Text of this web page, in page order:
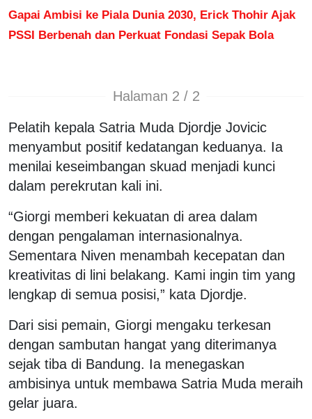
Gapai Ambisi ke Piala Dunia 2030, Erick Thohir Ajak
PSSI Berbenah dan Perkuat Fondasi Sepak Bola
Halaman 2 / 2
Pelatih kepala Satria Muda Djordje Jovicic
menyambut positif kedatangan keduanya. Ia
menilai keseimbangan skuad menjadi kunci
dalam perekrutan kali ini.
“Giorgi memberi kekuatan di area dalam
dengan pengalaman internasionalnya.
Sementara Niven menambah kecepatan dan
kreativitas di lini belakang. Kami ingin tim yang
lengkap di semua posisi,” kata Djordje.
Dari sisi pemain, Giorgi mengaku terkesan
dengan sambutan hangat yang diterimanya
sejak tiba di Bandung. Ia menegaskan
ambisinya untuk membawa Satria Muda meraih
gelar juara.